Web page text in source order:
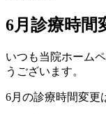
6月診療時間
いつも当院ホーム
うございます。
6月の診療時間変更